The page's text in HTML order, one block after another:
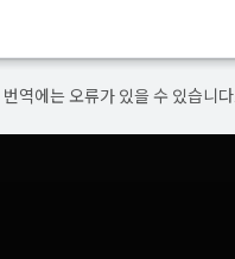
역에는 오류가 있을 수 있습니다.